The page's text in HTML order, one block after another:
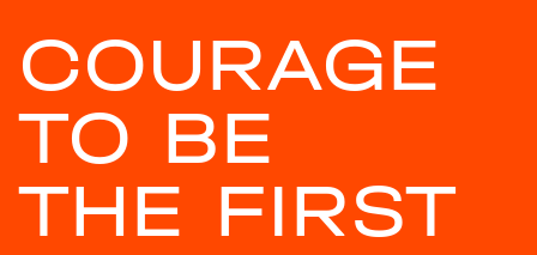
COURAGE
TO BE
THE FIRST